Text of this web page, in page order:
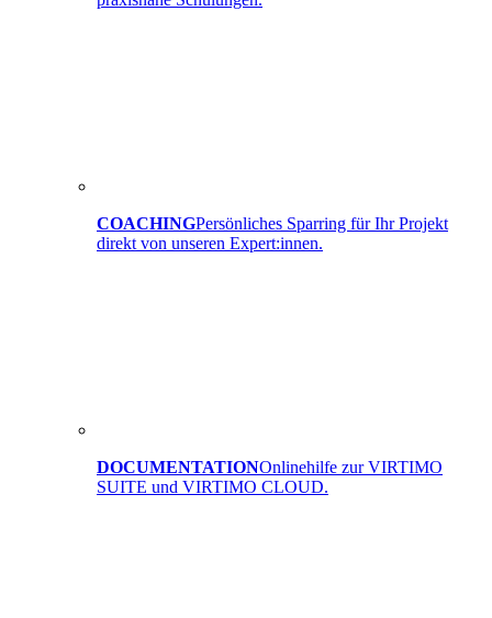
COACHINGPersönliches Sparring für Ihr Projekt
direkt von unseren Expert:innen.
DOCUMENTATIONOnlinehilfe zur VIRTIMO
SUITE und VIRTIMO CLOUD.